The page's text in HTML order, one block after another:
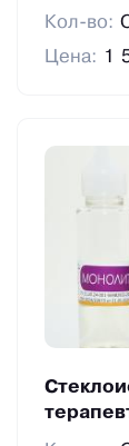
Кол-во:
Цена: 1